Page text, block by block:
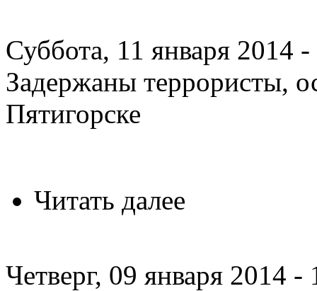
Суббота, 11 января 2014
Задержаны террористы,
Пятигорске
Читать далее
Четверг, 09 января 2014 -